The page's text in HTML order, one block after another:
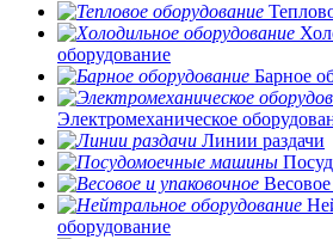
оборудование
Барное
Электромеханическое
Линии раздачи
оборудование